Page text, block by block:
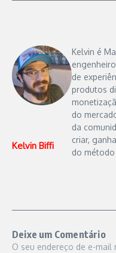
Kelvin Biffi
Kelvin é
de
produtos
do
da
criar,
do método
Deixe um Comentário
O seu endereço de e-mail